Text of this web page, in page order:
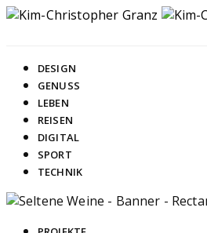
DESIGN
GENUSS
LEBEN
REISEN
DIGITAL
SPORT
TECHNIK